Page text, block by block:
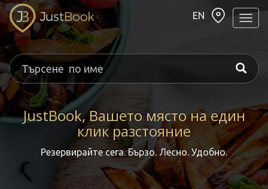
EN
JustBook, Вашето място на един
клик разстояние
Резервирайте сега. Бързо. Лесно. Удобно.